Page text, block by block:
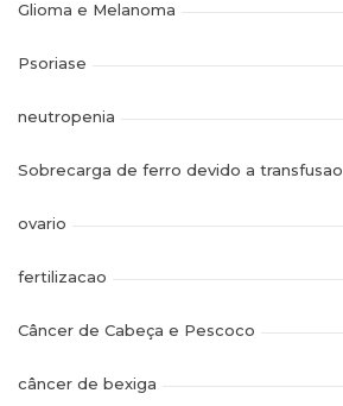
Glioma e Melanoma
Psoriase
neutropenia
Sobrecarga de ferro devido a transfusao
ovario
fertilizacao
Câncer de Cabeça e Pescoco
câncer de bexiga